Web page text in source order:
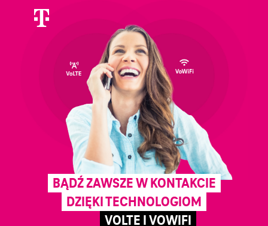
BĄDŹ ZAWSZE W KONTAKCIE
DZIĘKI TECHNOLOGIOM
VOLTE I VOWIFI